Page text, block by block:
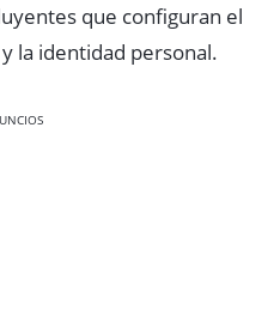
que configuran el
la identidad personal.